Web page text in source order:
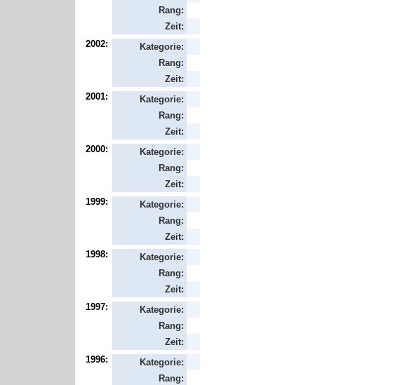
Rang:
Zeit:
2002:
Kategorie:
Rang:
Zeit:
2001:
Kategorie:
Rang:
Zeit:
2000:
Kategorie:
Rang:
Zeit:
1999:
Kategorie:
Rang:
Zeit:
1998:
Kategorie:
Rang:
Zeit:
1997:
Kategorie:
Rang:
Zeit:
1996:
Kategorie:
Rang: